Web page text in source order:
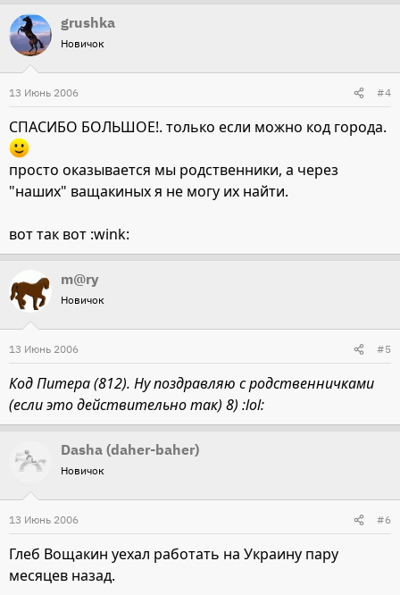
grushka
Новичок
13 Июнь 2006 #4
СПАСИБО БОЛЬШОЕ!. только если можно код города.
просто оказывается мы родственники, а через
"наших" ващакиных я не могу их найти.
вот так вот :wink:
m@ry
Новичок
13 Июнь 2006 #5
Код Питера (812). Ну поздравляю с родственничками
(если это действительно так) 8) :lol:
Dasha (daher-baher)
Новичок
13 Июнь 2006 #6
Глеб Вощакин уехал работать на Украину пару
месяцев назад.